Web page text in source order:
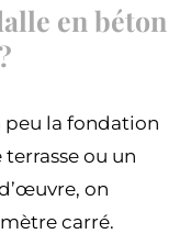
en béton
peu la fondation
ou un
on
carré.